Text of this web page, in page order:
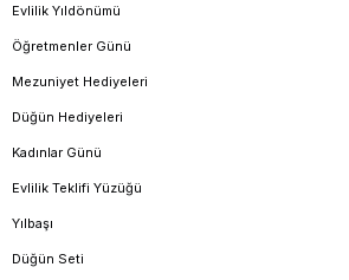
Evlilik Yıldönümü
Öğretmenler Günü
Mezuniyet Hediyeleri
Düğün Hediyeleri
Kadınlar Günü
Evlilik Teklifi Yüzüğü
Yılbaşı
Düğün Seti